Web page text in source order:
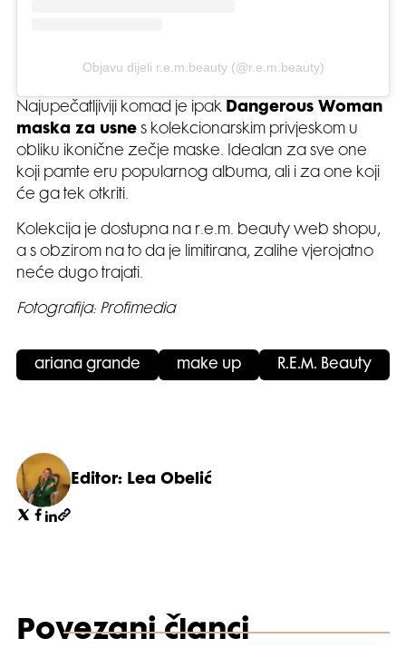
Objavu dijeli r.e.m.beauty (@r.e.m.beauty)
Najupečatljiviji komad je ipak Dangerous Woman
maska za usne s kolekcionarskim privjeskom u
obliku ikonične zečje maske. Idealan za sve one
koji pamte eru popularnog albuma, ali i za one koji
će ga tek otkriti.
Kolekcija je dostupna na r.e.m. beauty web shopu,
a s obzirom na to da je limitirana, zalihe vjerojatno
neće dugo trajati.
Fotografija: Profimedia
ariana grande make up R.E.M. Beauty
Editor: Lea Obelić
Povezani članci